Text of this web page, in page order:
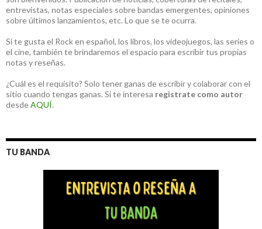
entrevistas, notas especiales sobre bandas emergentes, opiniones
sobre últimos lanzamientos, etc. Lo que se te ocurra.
Si te gusta el Rock en español, los libros, los videojuegos, las series o
el cine, también te brindaremos el espacio para escribir tus propias
notas y reseñas.
¿Cuál es el requisito? Solo tener ganas de escribir y colaborar con el
sitio cuando tengas ganas. Si te interesa registrate como autor
desdeAQUÍ.
TU BANDA